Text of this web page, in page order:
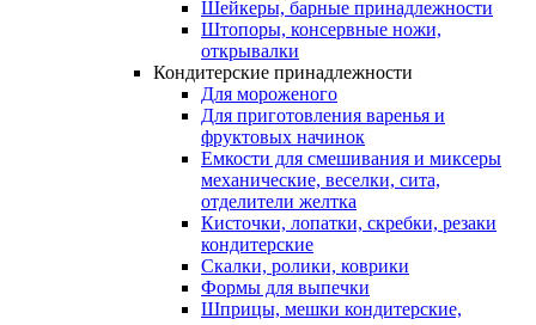
Шейкеры, барные принадлежности
Штопоры, консервные ножи,
открывалки
Кондитерские принадлежности
Для мороженого
Для приготовления варенья и
фруктовых начинок
Емкости для смешивания и миксеры
механические, веселки, сита,
отделители желтка
Кисточки, лопатки, скребки, резаки
кондитерские
Скалки, ролики, коврики
Формы для выпечки
Шприцы, мешки кондитерские,